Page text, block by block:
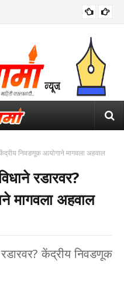
निवडणूक आयोगाने मागवला अहवाल
रडारवर?
मागवला अहवाल
केंद्रीय निवडणूक